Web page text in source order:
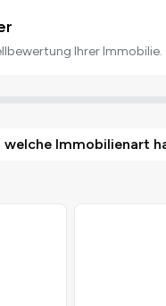
Ihrer Immobilie.